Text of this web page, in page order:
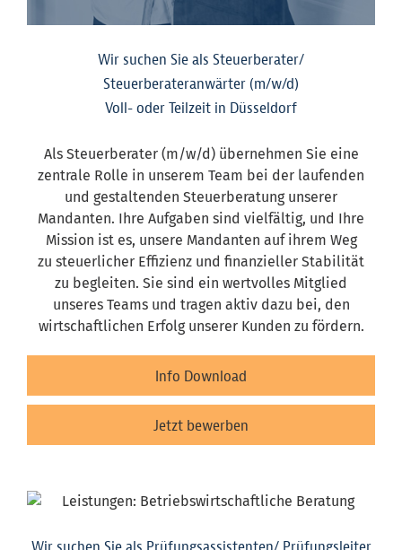
Wir suchen Sie als Steuerberater/
Steuerberateranwärter (m/w/d)
Voll- oder Teilzeit in Düsseldorf
Als Steuerberater (m/w/d) übernehmen Sie eine
zentrale Rolle in unserem Team bei der laufenden
und gestaltenden Steuerberatung unserer
Mandanten. Ihre Aufgaben sind vielfältig, und Ihre
Mission ist es, unsere Mandanten auf ihrem Weg
zu steuerlicher Effizienz und finanzieller Stabilität
zu begleiten. Sie sind ein wertvolles Mitglied
unseres Teams und tragen aktiv dazu bei, den
wirtschaftlichen Erfolg unserer Kunden zu fördern.
Info Download
Jetzt bewerben